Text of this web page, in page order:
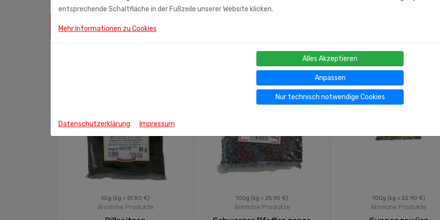
ÄHNLICHE PRODUKTE
50g (kg = 51.80 €)
Ähnliche Produkte
100g (kg = 25.90 €)
Ähnliche Produkte
100g (kg = 22.90 €)
Ähnliche Produkte
entsprechende Schaltfläche in der Fußzeile unserer Website klicken.
Mehr Informationen zu Cookies
Alles Akzeptieren
Anpassen
Nur technisch notwendige Cookies
Datenschutzerklärung Impressum